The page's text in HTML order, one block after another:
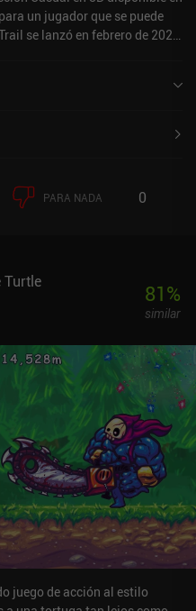
un jugador que se puede
se lanzó en febrero de 2021
PARA NADA 0
Turtle 81%
similar
juego de acción al estilo